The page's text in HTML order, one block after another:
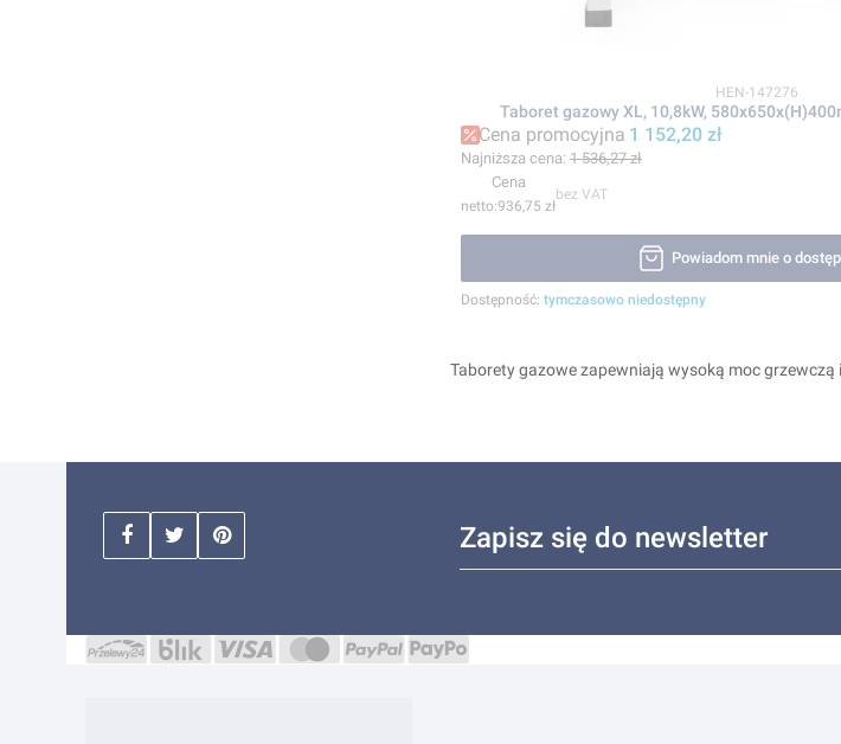
Kod produktu
HEN-147276
Taboret gazowy XL, 10,8kW,
Cena promocyjna 1 152,20 zł
Najniższa cena: 1 536,27 zł
Cena
936,75 zł
bez VAT
Powiadom mnie o
Dostępność: tymczasowo niedostępny
Taborety gazowe zapewniają wysoką moc
Zapisz się do newsletter